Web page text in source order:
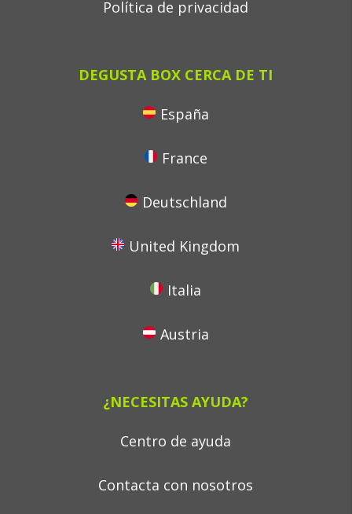
Política de privacidad
DEGUSTA BOX CERCA DE TI
España
France
Deutschland
United Kingdom
Italia
Austria
¿NECESITAS AYUDA?
Centro de ayuda
Contacta con nosotros